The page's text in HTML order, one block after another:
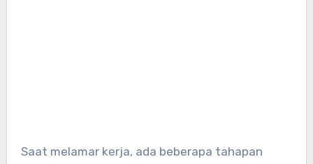
Saat melamar kerja, ada beberapa tahapan